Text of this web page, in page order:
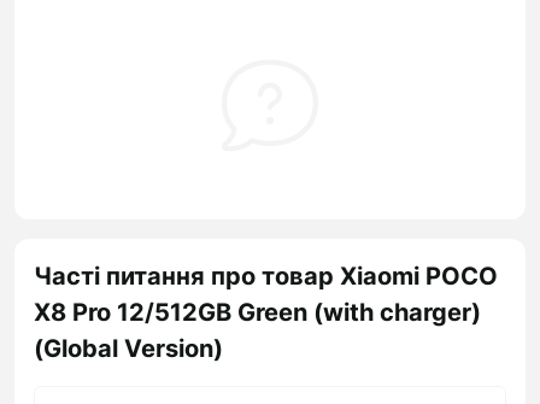
Часті питання про товар Xiaomi POCO
X8 Pro 12/512GB Green (with charger)
(Global Version)